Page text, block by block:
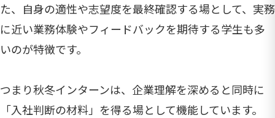
た、自身の適性や志望度を最終確認する場として、実務
に近い業務体験やフィードバックを期待する学生も多
いのが特徴です。
つまり秋冬インターンは、企業理解を深めると同時に
「入社判断の材料」を得る場として機能しています。